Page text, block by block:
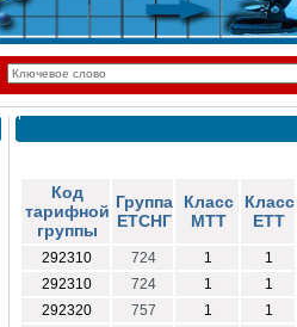
Код
тарифной
группы
Группа
ЕТСНГ
Класс
МТТ
Класс
ЕТТ
292310 724 1
1
292310
724 1
1
292320
757 1
1